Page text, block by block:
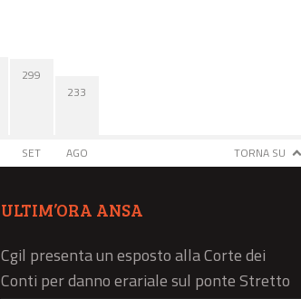
299
SET
233
AGO TORNA SU
ULTIM’ORA ANSA
Cgil presenta un esposto alla Corte dei
Conti per danno erariale sul ponte Stretto